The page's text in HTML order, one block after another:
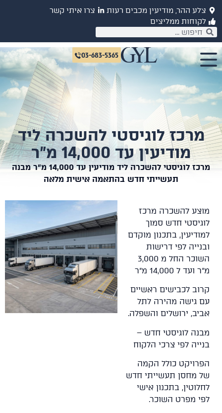
צלע ההר, מודיעין מכבים רעות
צרו איתי קשר
לקוחות ממליצים
03-683-5365
מרכז לוגיסטי להשכרה ליד
מודיעין עד 14,000 מ"ר
מרכז לוגיסטי להשכרה ליד מודיעין עד 14,000 מ"ר מבנה
תעשייתי חדש בהתאמה אישית מלאה
מוצע להשכרה מרכז
לוגיסטי חדש סמוך
למודיעין, בתכנון מוקדם
ובנייה לפי דרישות
השוכר החל מ 3,000
מ"ר ועד ל 14,000 מ"ר
קרוב לכבישים ראשיים
עם גישה מהירה לתל
אביב, ירושלים והשפלה.
מבנה לוגיסטי חדש –
בנייה לפי צרכי הלקוח
הפרויקט כולל הקמה
של מחסן תעשייתי חדש
לחלוטין, בתכנון אישי
לפי מפרט השוכר.